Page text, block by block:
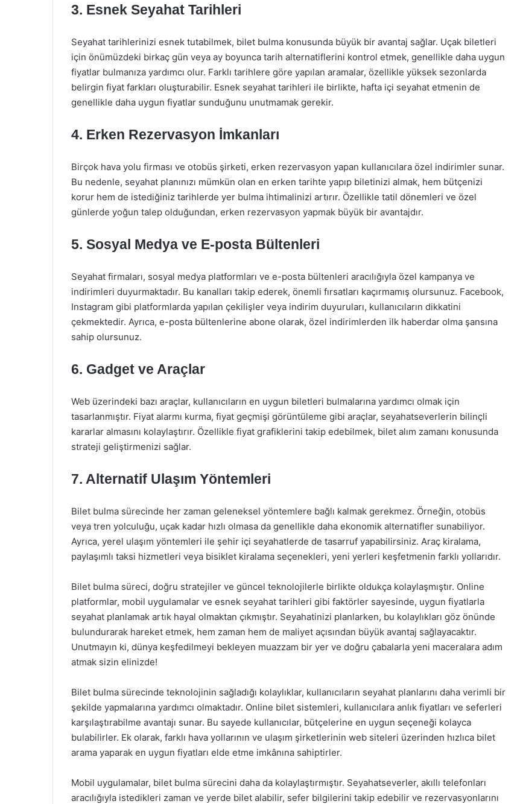
3. Esnek Seyahat Tarihleri
Seyahat tarihlerinizi esnek tutabilmek, bilet bulma konusunda büyük bir avantaj sağlar. Uçak biletleri
için önümüzdeki birkaç gün veya ay boyunca tarih alternatiflerini kontrol etmek, genellikle daha uygun
fiyatlar bulmanıza yardımcı olur. Farklı tarihlere göre yapılan aramalar, özellikle yüksek sezonlarda
belirgin fiyat farkları oluşturabilir. Esnek seyahat tarihleri ile birlikte, hafta içi seyahat etmenin de
genellikle daha uygun fiyatlar sunduğunu unutmamak gerekir.
4. Erken Rezervasyon İmkanları
Birçok hava yolu firması ve otobüs şirketi, erken rezervasyon yapan kullanıcılara özel indirimler sunar.
Bu nedenle, seyahat planınızı mümkün olan en erken tarihte yapıp biletinizi almak, hem bütçenizi
korur hem de istediğiniz tarihlerde yer bulma ihtimalinizi artırır. Özellikle tatil dönemleri ve özel
günlerde yoğun talep olduğundan, erken rezervasyon yapmak büyük bir avantajdır.
5. Sosyal Medya ve E-posta Bültenleri
Seyahat firmaları, sosyal medya platformları ve e-posta bültenleri aracılığıyla özel kampanya ve
indirimleri duyurmaktadır. Bu kanalları takip ederek, önemli fırsatları kaçırmamış olursunuz. Facebook,
Instagram gibi platformlarda yapılan çekilişler veya indirim duyuruları, kullanıcıların dikkatini
çekmektedir. Ayrıca, e-posta bültenlerine abone olarak, özel indirimlerden ilk haberdar olma şansına
sahip olursunuz.
6. Gadget ve Araçlar
Web üzerindeki bazı araçlar, kullanıcıların en uygun biletleri bulmalarına yardımcı olmak için
tasarlanmıştır. Fiyat alarmı kurma, fiyat geçmişi görüntüleme gibi araçlar, seyahatseverlerin bilinçli
kararlar almasını kolaylaştırır. Özellikle fiyat grafiklerini takip edebilmek, bilet alım zamanı konusunda
strateji geliştirmenizi sağlar.
7. Alternatif Ulaşım Yöntemleri
Bilet bulma sürecinde her zaman geleneksel yöntemlere bağlı kalmak gerekmez. Örneğin, otobüs
veya tren yolculuğu, uçak kadar hızlı olmasa da genellikle daha ekonomik alternatifler sunabiliyor.
Ayrıca, yerel ulaşım yöntemleri ile şehir içi seyahatlerde de tasarruf yapabilirsiniz. Araç kiralama,
paylaşımlı taksi hizmetleri veya bisiklet kiralama seçenekleri, yeni yerleri keşfetmenin farklı yollarıdır.
Bilet bulma süreci, doğru stratejiler ve güncel teknolojilerle birlikte oldukça kolaylaşmıştır. Online
platformlar, mobil uygulamalar ve esnek seyahat tarihleri gibi faktörler sayesinde, uygun fiyatlarla
seyahat planlamak artık hayal olmaktan çıkmıştır. Seyahatinizi planlarken, bu kolaylıkları göz önünde
bulundurarak hareket etmek, hem zaman hem de maliyet açısından büyük avantaj sağlayacaktır.
Unutmayın ki, dünya keşfedilmeyi bekleyen muazzam bir yer ve doğru çabalarla yeni maceralara adım
atmak sizin elinizde!
Bilet bulma sürecinde teknolojinin sağladığı kolaylıklar, kullanıcıların seyahat planlarını daha verimli bir
şekilde yapmalarına yardımcı olmaktadır. Online bilet sistemleri, kullanıcılara anlık fiyatları ve seferleri
karşılaştırabilme avantajı sunar. Bu sayede kullanıcılar, bütçelerine en uygun seçeneği kolayca
bulabilirler. Ek olarak, farklı hava yollarının ve ulaşım şirketlerinin web siteleri üzerinden hızlıca bilet
arama yaparak en uygun fiyatları elde etme imkânına sahiptirler.
Mobil uygulamalar, bilet bulma sürecini daha da kolaylaştırmıştır. Seyahatseverler, akıllı telefonları
aracılığıyla istedikleri zaman ve yerde bilet alabilir, sefer bilgilerini takip edebilir ve rezervasyonlarını